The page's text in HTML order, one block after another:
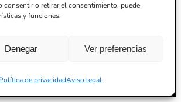
o retirar el consentimiento, puede
y funciones.
Denegar Ver preferencias
Política de privacidadAviso legal